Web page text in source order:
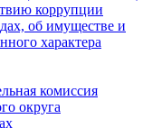
коррупции
об имуществе и
характера
комиссия
округа